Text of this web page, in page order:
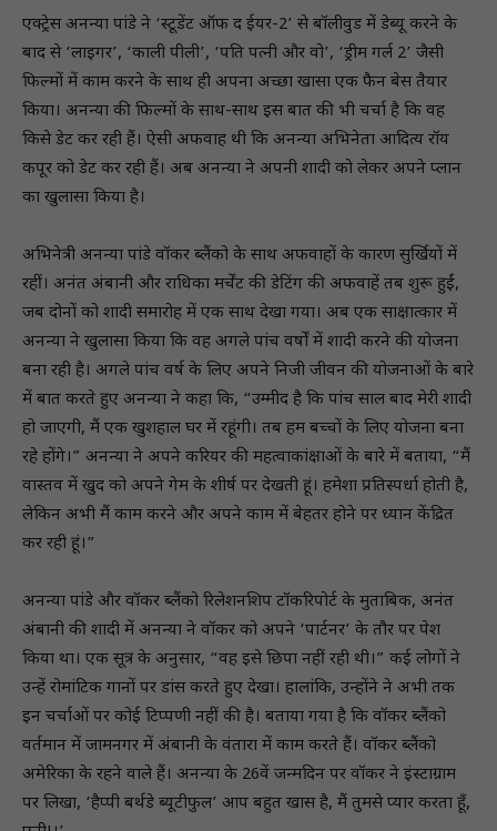
एक्ट्रेस अनन्या पांडे ने ‘स्टूडेंट ऑफ द ईयर-2’ से बॉलीवुड में डेब्यू करने के
बाद से ‘लाइगर’, ‘काली पीली’, ‘पति पत्नी और वो’, ‘ड्रीम गर्ल 2’ जैसी
फिल्मों में काम करने के साथ ही अपना अच्छा खासा एक फैन बेस तैयार
किया। अनन्या की फिल्मों के साथ-साथ इस बात की भी चर्चा है कि वह
किसे डेट कर रही हैं। ऐसी अफवाह थी कि अनन्या अभिनेता आदित्य रॉय
कपूर को डेट कर रही हैं। अब अनन्या ने अपनी शादी काे लेकर अपने प्लान
का खुलासा किया है।
अभिनेत्री अनन्या पांडे वॉकर ब्लैंको के साथ अफवाहों के कारण सुर्खियों में
रहीं। अनंत अंबानी और राधिका मर्चेंट की डेटिंग की अफवाहें तब शुरू हुईं,
जब दोनों को शादी समारोह में एक साथ देखा गया। अब एक साक्षात्कार में
अनन्या ने खुलासा किया कि वह अगले पांच वर्षों में शादी करने की योजना
बना रही है। अगले पांच वर्ष के लिए अपने निजी जीवन की योजनाओं के बारे
में बात करते हुए अनन्या ने कहा कि, “उम्मीद है कि पांच साल बाद मेरी शादी
हो जाएगी, मैं एक खुशहाल घर में रहूंगी। तब हम बच्चों के लिए योजना बना
रहे होंगे।” अनन्या ने अपने करियर की महत्वाकांक्षाओं के बारे में बताया, “मैं
वास्तव में खुद को अपने गेम के शीर्ष पर देखती हूं। हमेशा प्रतिस्पर्धा होती है,
लेकिन अभी मैं काम करने और अपने काम में बेहतर होने पर ध्यान केंद्रित
कर रही हूं।”
अनन्या पांडे और वॉकर ब्लैंको रिलेशनशिप टॉकरिपोर्ट के मुताबिक, अनंत
अंबानी की शादी में अनन्या ने वॉकर को अपने ‘पार्टनर’ के तौर पर पेश
किया था। एक सूत्र के अनुसार, “वह इसे छिपा नहीं रही थी।” कई लोगों ने
उन्हें रोमांटिक गानों पर डांस करते हुए देखा। हालांकि, उन्होंने ने अभी तक
इन चर्चाओं पर कोई टिप्पणी नहीं की है। बताया गया है कि वॉकर ब्लैंको
वर्तमान में जामनगर में अंबानी के वंतारा में काम करते हैं। वॉकर ब्लैंको
अमेरिका के रहने वाले हैं। अनन्या के 26वें जन्मदिन पर वॉकर ने इंस्टाग्राम
पर लिखा, ‘हैप्पी बर्थडे ब्यूटीफुल’ आप बहुत खास है, मैं तुमसे प्यार करता हूँ,